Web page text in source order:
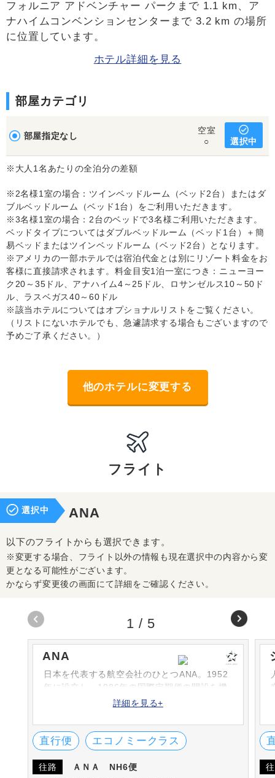
フォルニア アドベンチャー パークまで 1.1 km、ア
ナハイムコンベンションセンターまで 3.2 km の場所
に位置しています。
ホテル詳細を見る
部屋カテゴリ
部屋指定なし
空室
○
選択中
※大人1名あたりの全泊分の差額
※2名様1室の場合：ツインベッドルーム（ベッド2台）またはダ
ブルベッドルーム（ベッド1台）をご利用いただきます。
※3名様1室の場合：2台のベッドで3名様ご利用いただきます。
ベッドタイプについてはダブルベッドルーム（ベッド1台）＋簡
易ベッドまたはツインベッドルーム（ベッド2台）となります。
※アメリカの一部ホテルでは宿泊代金とは別にリゾート料金をお
客様に直接請求されます。料金目安1泊一室につき：ニューヨー
ク20～35ドル、アナハイム4～25ドル、ロサンゼルス10～50ド
ル、ラスベガス40～60ドル
※該当ホテルについてはオプショナルリストをご覧ください。
（リストにないホテルでも、急遽請求する場合もございますので
予めご了承ください。）
他のホテルに変更する
フライト
選択中 ANA
以下のフライトからも選択できます。
※変更する場合、フライト以外の情報も現在選択中の内容から変
更となる可能性がございます。
かならず変更後の画面にて詳細をご確認ください。
ANA
日本を代表する航空会社のひとつANA。1952
年に設立し、1986年の国際定期便の開設を機
に次々と路線を増やしています。シートや機
SKYTRAX社における「ワールド・エアライ
ン・スター・レーディング」の5-STARに何度
も選出されています。
詳細を見る+
直行便 エコノミークラス
往路 ＡＮＡ
NH6便
1 / 5